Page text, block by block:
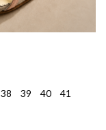
38 39 40 41